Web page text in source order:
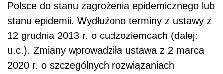
Polsce do stanu zagrożenia epidemicznego lub
stanu epidemii. Wydłużono terminy z ustawy z
12 grudnia 2013 r. o cudzoziemcach (dalej:
u.c.). Zmiany wprowadziła ustawa z 2 marca
2020 r. o szczególnych rozwiązaniach